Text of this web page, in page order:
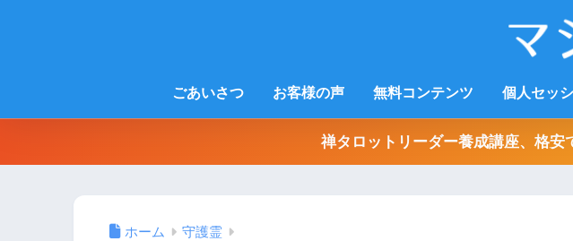
ごあいさつ お客様の声 無料コンテンツ 個人セッ
禅タロットリーダー養成講座、格安
ホーム 守護霊